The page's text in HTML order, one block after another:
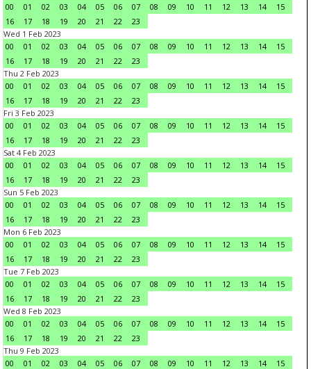
00
01 02 03 04 05 06 07 08 09 10 11 12 13 14
15
16
17 18 19 20 21 22
23
Wed 1 Feb 2023
00
01 02 03 04 05 06 07 08 09 10 11 12 13 14
15
16
17 18 19 20 21 22
23
Thu 2 Feb 2023
00
01 02 03 04 05 06 07 08 09 10 11 12 13 14
15
16
17 18 19 20 21 22
23
Fri 3 Feb 2023
00
01 02 03 04 05 06 07 08 09 10 11 12 13 14
15
16
17 18 19 20 21 22
23
Sat 4 Feb 2023
00
01 02 03 04 05 06 07 08 09 10 11 12 13 14
15
16
17 18 19 20 21 22
23
Sun 5 Feb 2023
00
01 02 03 04 05 06 07 08 09 10 11 12 13 14
15
16
17 18 19 20 21 22
23
Mon 6 Feb 2023
00
01 02 03 04 05 06 07 08 09 10 11 12 13 14
15
16
17 18 19 20 21 22
23
Tue 7 Feb 2023
00
01 02 03 04 05 06 07 08 09 10 11 12 13 14
15
16
17 18 19 20 21 22
23
Wed 8 Feb 2023
00
01 02 03 04 05 06 07 08 09 10 11 12 13 14
15
16
17 18 19 20 21 22
23
Thu 9 Feb 2023
00
01 02 03 04 05 06 07 08 09 10 11 12 13 14
15